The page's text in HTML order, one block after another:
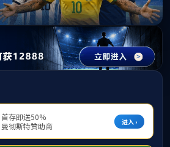
新闻动态NEWS 通知公告NOTICES
> 机构设置DEPTS > 正文